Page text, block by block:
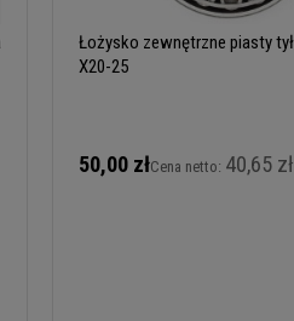
Łożysko zewnętrzne piasty
X20-25
50,00 złCena netto: 40,65 zł